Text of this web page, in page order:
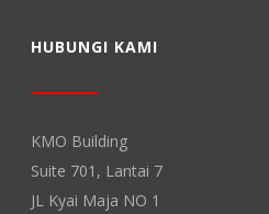
HUBUNGI KAMI
KMO Building
Suite 701, Lantai 7
JL Kyai Maja NO 1